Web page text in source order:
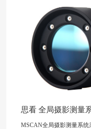
思看 全局摄影测量
MSCAN全局摄影测量系